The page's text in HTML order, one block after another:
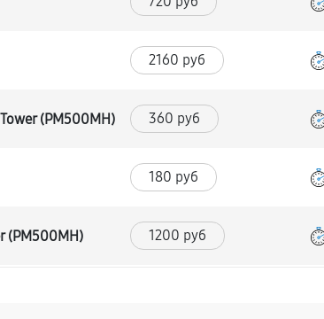
2160 руб
(PM500MH) 360 руб
180 руб
(PM500MH) 1200 руб